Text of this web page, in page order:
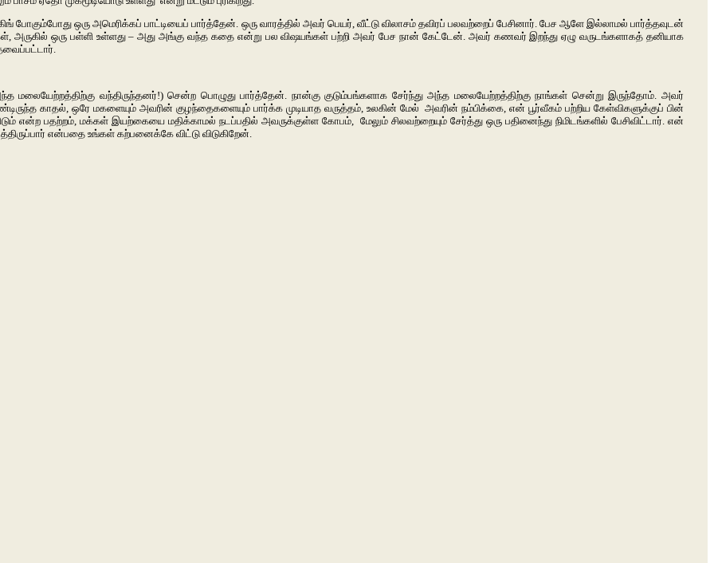
போகும்போது ஒரு அமெரிக்கப் பாட்டியைப் பார்த்தேன். ஒரு வாரத்தில் அவர் பெயர், வீட்டு விலாசம் தவிரப் பலவற்றைப் பேசினார். பேச ஆளே இல்லாமல் பார்த்தவுடன்
அருகில் ஒரு பள்ளி உள்ளது – அது அங்கு வந்த கதை என்று பல விஷயங்கள் பற்றி அவர் பேச நான் கேட்டேன். அவர் கணவர் இறந்து ஏழு வருடங்களாகத் தனியாக
வந்திருந்தனர்!) சென்ற பொழுது பார்த்தேன். நான்கு குடும்பங்களாக சேர்ந்து அந்த மலையேற்றத்திற்கு நாங்கள் சென்று இருந்தோம். அவர்
காதல், ஒரே மகளையும் அவரின் குழந்தைகளையும் பார்க்க முடியாத வருத்தம், உலகின் மேல் அவரின் நம்பிக்கை, என் பூர்வீகம் பற்றிய கேள்விகளுக்குப் பின்
பதற்றம், மக்கள் இயற்கையை மதிக்காமல் நடப்பதில் அவருக்குள்ள கோபம், மேலும் சிலவற்றையும் சேர்த்து ஒரு பதினைந்து நிமிடங்களில் பேசிவிட்டார். என்
என்பதை உங்கள் கற்பனைக்கே விட்டு விடுகிறேன்.